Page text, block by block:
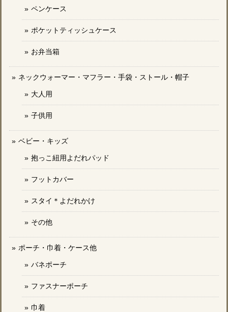
ペンケース
ポケットティッシュケース
お弁当箱
ネックウォーマー・マフラー・手袋・ストール・帽子
大人用
子供用
ベビー・キッズ
抱っこ紐用よだれパッド
フットカバー
スタイ＊よだれかけ
その他
ポーチ・巾着・ケース他
バネポーチ
ファスナーポーチ
巾着